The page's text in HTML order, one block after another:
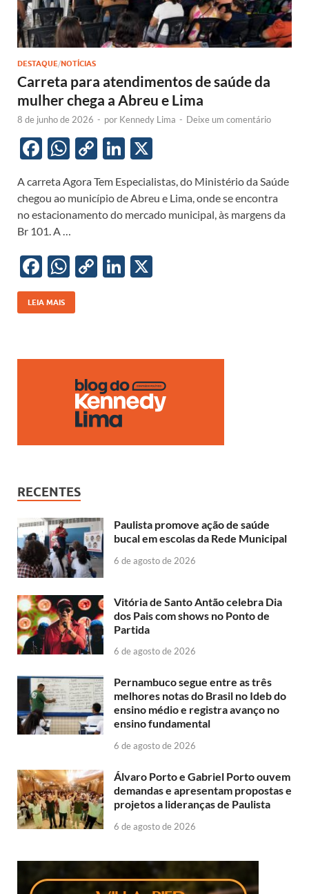
DESTAQUE/NOTÍCIAS
Carreta para atendimentos de saúde da
mulher chega a Abreu e Lima
8 de junho de 2026 - por Kennedy Lima - Deixe um comentário
F
e
b
o
o
k
W
at
s
A
p
p
C
p
y
n
k
Li
k
e
n
A carreta Agora Tem Especialistas, do Ministério da Saúde
chegou ao município de Abreu e Lima, onde se encontra
no estacionamento do mercado municipal, às margens da
Br 101. A …
F
ac
e
o
W
h
at
A
p
p
C
Li
n
k
Li
dI
n
LEIA MAIS
RECENTES
Paulista promove ação de saúde
bucal em escolas da Rede Municipal
6 de agosto de 2026
Vitória de Santo Antão celebra Dia
dos Pais com shows no Ponto de
Partida
6 de agosto de 2026
Pernambuco segue entre as três
melhores notas do Brasil no Ideb do
ensino médio e registra avanço no
ensino fundamental
6 de agosto de 2026
Álvaro Porto e Gabriel Porto ouvem
demandas e apresentam propostas e
projetos a lideranças de Paulista
6 de agosto de 2026